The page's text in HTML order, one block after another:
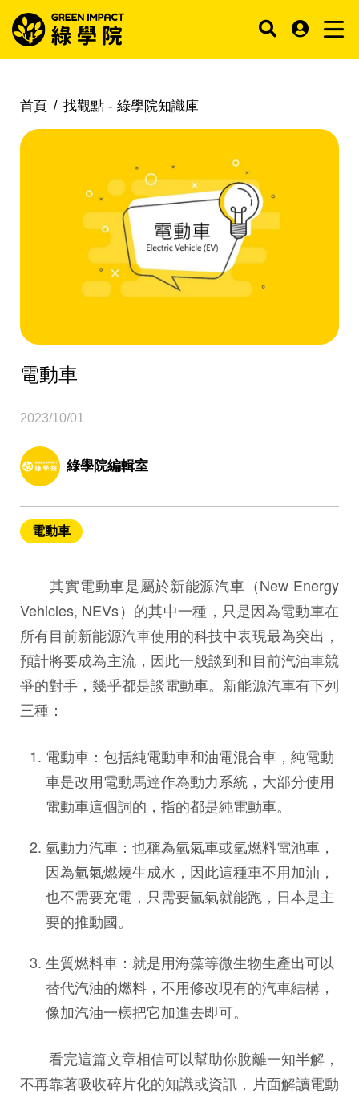
首頁 找觀點 - 綠學院知識庫
電動車
2023/10/01
綠學院編輯室
電動車
其實電動車是屬於新能源汽車（New Energy
Vehicles, NEVs）的其中一種，只是因為電動車在
所有目前新能源汽車使用的科技中表現最為突出，
預計將要成為主流，因此一般談到和目前汽油車競
爭的對手，幾乎都是談電動車。新能源汽車有下列
三種：
電動車：包括純電動車和油電混合車，純電動
車是改用電動馬達作為動力系統，大部分使用
電動車這個詞的，指的都是純電動車。
氫動力汽車：也稱為氫氣車或氫燃料電池車，
因為氫氣燃燒生成水，因此這種車不用加油，
也不需要充電，只需要氫氣就能跑，日本是主
要的推動國。
生質燃料車：就是用海藻等微生物生產出可以
替代汽油的燃料，不用修改現有的汽車結構，
像加汽油一樣把它加進去即可。
看完這篇文章相信可以幫助你脫離一知半解，
不再靠著吸收碎片化的知識或資訊，片面解讀電動